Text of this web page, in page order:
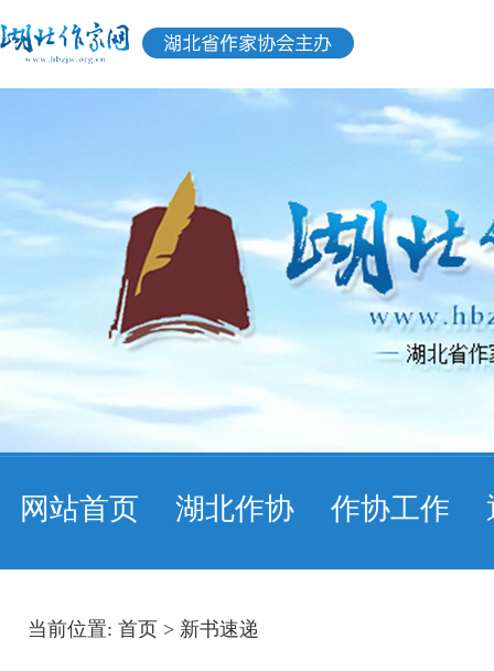
网站首页 湖北作协 作协工作
当前位置: 首页 > 新书速递